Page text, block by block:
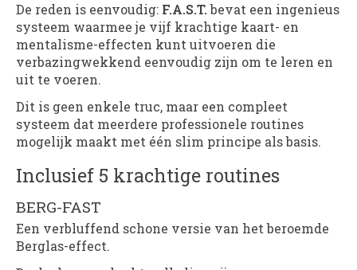
De reden is eenvoudig: F.A.S.T.bevat een ingenieus
systeem waarmee je vijf krachtige kaart- en
mentalisme-effecten kunt uitvoeren die
verbazingwekkend eenvoudig zijn om te leren en
uit te voeren.
Dit is geen enkele truc, maar een compleet
systeem dat meerdere professionele routines
mogelijk maakt met één slim principe als basis.
Inclusief 5 krachtige routines
BERG-FAST
Een verbluffend schone versie van het beroemde
Berglas-effect.